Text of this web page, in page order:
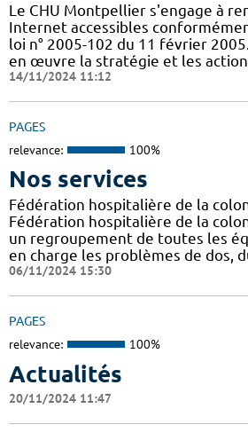
Le CHU Montpellier s'engage à
Internet accessibles
loi n° 2005-102 du 11 février
en œuvre la stratégie et les
14/11/2024 11:12
PAGES
relevance: 100%
Nos services
Fédération hospitalière de la
Fédération hospitalière de la
un regroupement de toutes les
en charge les problèmes de dos,
06/11/2024 15:30
PAGES
relevance: 100%
Actualités
20/11/2024 11:47